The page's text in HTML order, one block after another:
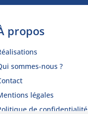
propos
sommes-nous ?
légales
de confidentialité